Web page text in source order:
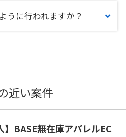
うに行われますか？
近い案件
】BASE無在庫アパレルEC